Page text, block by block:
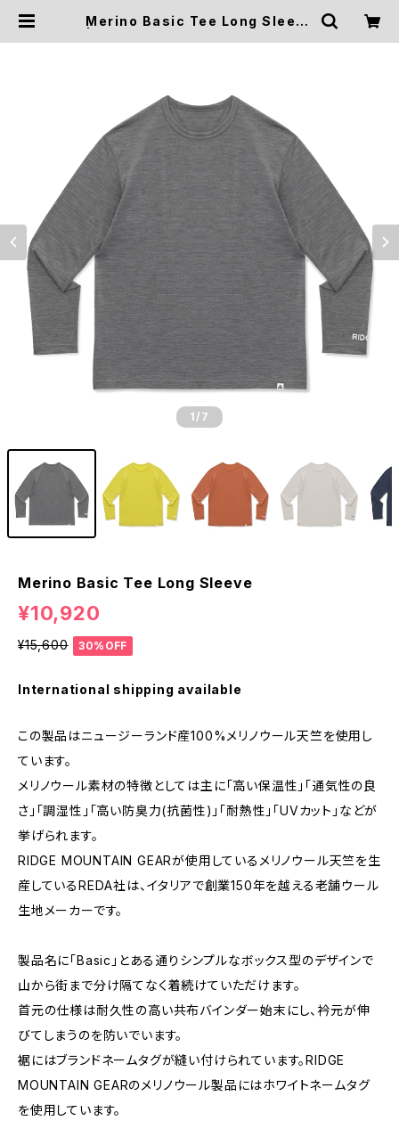
Merino Basic Tee Long Sleeve
1 /7
Merino Basic Tee Long Sleeve
¥10,920
¥15,600 30%OFF
International shipping available
この製品はニュージーランド産100%メリノウール天竺を使用し
ています。
メリノウール素材の特徴としては主に「高い保温性」「通気性の良
さ」「調湿性」「高い防臭力(抗菌性)」「耐熱性」「UVカット」などが
挙げられます。
RIDGE MOUNTAIN GEARが使用しているメリノウール天竺を生
産しているREDA社は、イタリアで創業150年を越える老舗ウール
生地メーカーです。
製品名に「Basic」とある通りシンプルなボックス型のデザインで
山から街まで分け隔てなく着続けていただけます。
首元の仕様は耐久性の高い共布バインダー始末にし、衿元が伸
びてしまうのを防いでいます。
裾にはブランドネームタグが縫い付けられています。RIDGE
MOUNTAIN GEARのメリノウール製品にはホワイトネームタグ
を使用しています。